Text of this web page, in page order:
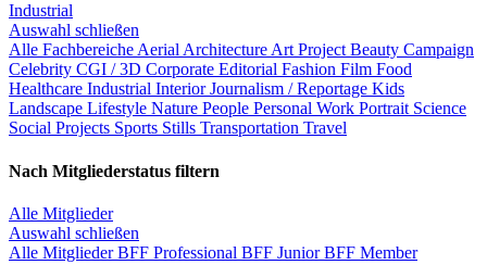
Industrial
Auswahl schließen
Alle Fachbereiche Aerial Architecture Art Project Beauty Campaign
Celebrity CGI / 3D Corporate Editorial Fashion Film Food
Healthcare Industrial InteriorJournalism / Reportage Kids
Landscape Lifestyle Nature People Personal Work Portrait Science
Social Projects Sports Stills Transportation Travel
Nach Mitgliederstatus filtern
Alle Mitglieder
Auswahl schließen
Alle MitgliederBFF Professional BFF JuniorBFF Member